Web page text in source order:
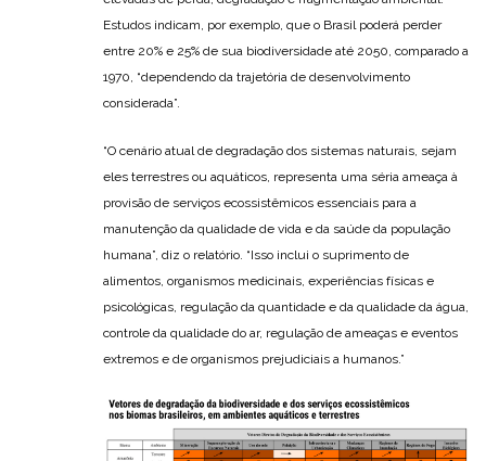
Estudos indicam, por exemplo, que o Brasil poderá perder
entre 20% e 25% de sua biodiversidade até 2050, comparado a
1970, “dependendo da trajetória de desenvolvimento
considerada”.
“O cenário atual de degradação dos sistemas naturais, sejam
eles terrestres ou aquáticos, representa uma séria ameaça à
provisão de serviços ecossistêmicos essenciais para a
manutenção da qualidade de vida e da saúde da população
humana”, diz o relatório. “Isso inclui o suprimento de
alimentos, organismos medicinais, experiências físicas e
psicológicas, regulação da quantidade e da qualidade da água,
controle da qualidade do ar, regulação de ameaças e eventos
extremos e de organismos prejudiciais a humanos.”